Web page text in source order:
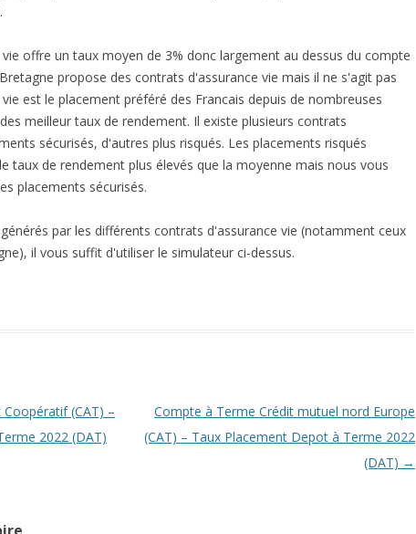
offre un taux moyen de 3% donc largement au dessus du compte
propose des contrats d'assurance vie mais il ne s'agit pas
est le placement préféré des Francais depuis de nombreuses
meilleur taux de rendement. Il existe plusieurs contrats
sécurisés, d'autres plus risqués. Les placements risqués
taux de rendement plus élevés que la moyenne mais nous vous
placements sécurisés.
par les différents contrats d'assurance vie (notamment ceux
il vous suffit d'utiliser le simulateur ci-dessus.
(CAT) –
2022 (DAT)
Compte à Terme Crédit mutuel nord Europe
(CAT) – Taux Placement Depot à Terme 2022
(DAT) →